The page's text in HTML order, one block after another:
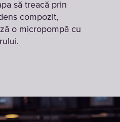
să treacă prin
compozit,
o micropompă cu